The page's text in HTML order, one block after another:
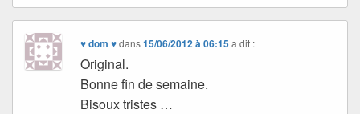
♥ dom ♥dans15/06/2012 à 06:15 a dit :
Original.
Bonne fin de semaine.
Bisoux tristes …